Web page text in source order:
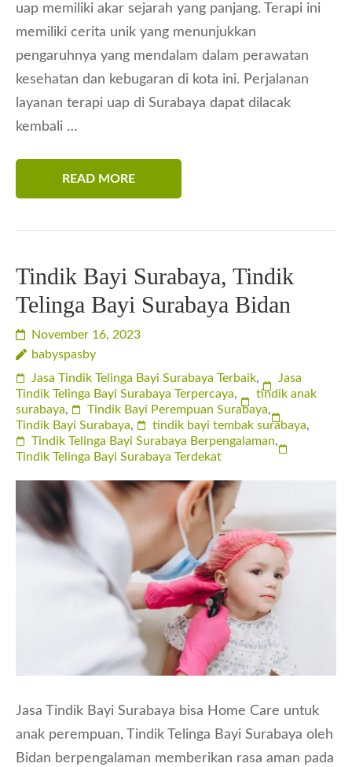
uap memiliki akar sejarah yang panjang. Terapi ini
memiliki cerita unik yang menunjukkan
pengaruhnya yang mendalam dalam perawatan
kesehatan dan kebugaran di kota ini. Perjalanan
layanan terapi uap di Surabaya dapat dilacak
kembali …
READ MORE
Tindik Bayi Surabaya, Tindik
Telinga Bayi Surabaya Bidan
November 16, 2023
babyspasby
Jasa Tindik Telinga Bayi Surabaya Terbaik,
Jasa
Tindik Telinga Bayi Surabaya Terpercaya,
tindik anak
surabaya, Tindik Bayi Perempuan Surabaya,
Tindik Bayi Surabaya, tindik bayi tembak surabaya,
Tindik Telinga Bayi Surabaya Berpengalaman,
Tindik Telinga Bayi Surabaya Terdekat
Jasa Tindik Bayi Surabaya bisa Home Care untuk
anak perempuan, Tindik Telinga Bayi Surabaya oleh
Bidan berpengalaman memberikan rasa aman pada